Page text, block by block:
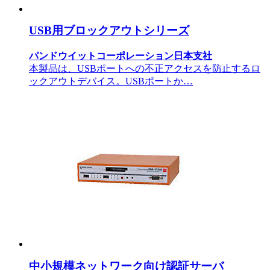
USB用ブロックアウトシリーズ
パンドウイットコーポレーション日本支社
本製品は、USBポートへの不正アクセスを防止するロ
ックアウトデバイス。USBポートか…
中小規模ネットワーク向け認証サーバ